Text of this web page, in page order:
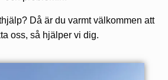
Då är du varmt välkommen att
oss, så hjälper vi dig.